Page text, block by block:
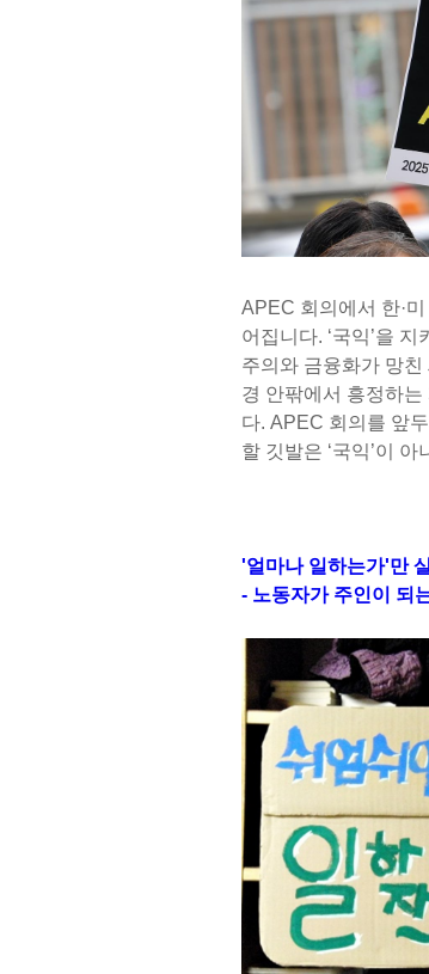
APEC 회의에서 한·
어집니다. ‘국익’을
주의와 금융화가 망
경 안팎에서 흥정하
다. APEC 회의를 앞
할 깃발은 ‘국익’이 아
'얼마나 일하는가'만
- 노동자가 주인이 되